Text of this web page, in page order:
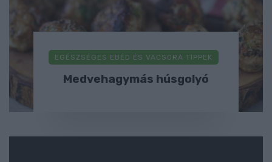
EGÉSZSÉGES EBÉD ÉS VACSORA TIPPEK
Medvehagymás húsgolyó